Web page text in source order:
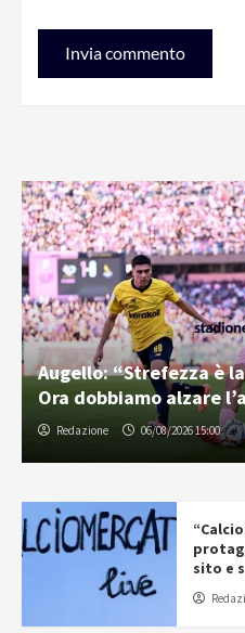
Augello: “Strefezza è
Ora dobbiamo alzare
Redazione 06/08/2026 15:00
sito e